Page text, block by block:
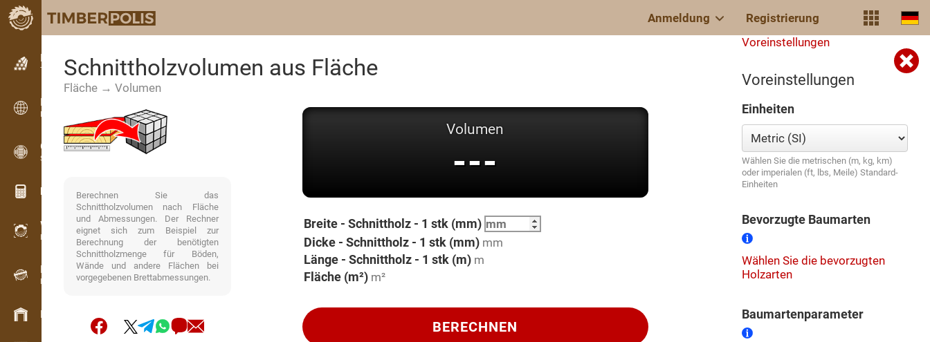
Anmeldung Registrierung
Kleinanzeigen
Textanzeigen
Kleinanzeigen
Internationale Anzeigen
OPTI-TIMB
Schnittbilder
Holz-Rechner
WoodProfi
Holzvolumen mit KI
Registriergerät
Holzbestandsaufnahme im Gelände
Bestandsmanagement
Schnittholzvolumen aus Fläche
Fläche → Volumen
Berechnen Sie das
Schnittholzvolumen nach Fläche
und Abmessungen. Der Rechner
eignet sich zum Beispiel zur
Berechnung der benötigten
Schnittholzmenge für Böden,
Wände und andere Flächen bei
vorgegebenen Brettabmessungen.
Volumen
---
Breite - Schnittholz - 1 stk (mm)
Dicke - Schnittholz - 1 stk (mm)
Länge - Schnittholz - 1 stk (m)
Fläche (m²)
BERECHNEN
Voreinstellungen
Voreinstellungen
Einheiten
Wählen Sie die metrischen (m, kg, km)
oder imperialen (ft, lbs, Meile) Standard-
Einheiten
Bevorzugte Baumarten
Wählen Sie die bevorzugten
Holzarten
Baumartenparameter